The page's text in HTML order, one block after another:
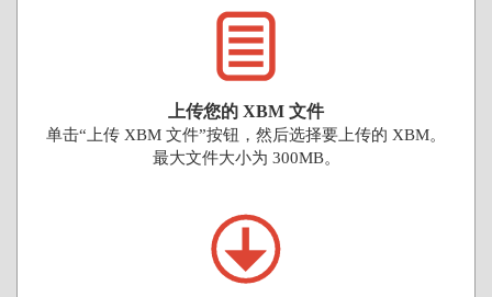
上传您的 XBM 文件
单击“上传 XBM 文件”按钮，然后选择要上传的 XBM。
最大文件大小为 300MB。